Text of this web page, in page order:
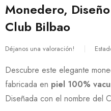
Monedero,
Club Bilbao
Déjanos una valoración!
Descubre este elegante
fabricada en piel 100%
Diseñada con el nombre del